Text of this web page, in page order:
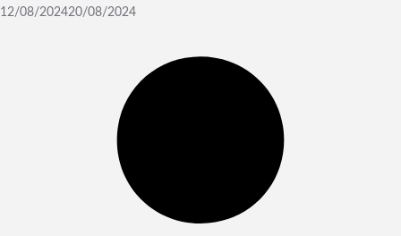
12/08/202420/08/2024